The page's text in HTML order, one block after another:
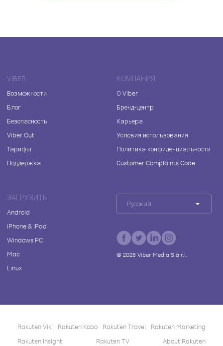
VIBER
Возможности
Блог
Безопасность
Viber Out
Тарифы
Поддержка
КОМПАНИЯ
О Viber
Бренд-центр
Карьера
Условия использования
Политика конфиденциальности
Customer Complaints Code
ЗАГРУЗИТЬ
Android
iPhone & iPad
Windows PC
Mac
Linux
Русский
© 2026Viber Media S.à r.l.
Rakuten Viki Rakuten Kobo Rakuten Travel
Rakuten Marketing
Rakuten Insight
Rakuten TV About Rakuten